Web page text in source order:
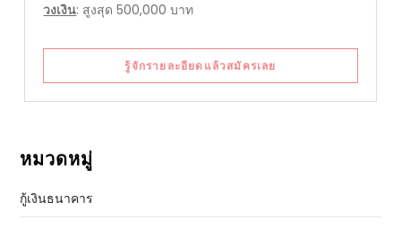
วงเงิน: สูงสุด 500,000 บาท
รู้จักรายละอียดแล้วสมัครเลย
หมวดหมู่
กู้เงินธนาคาร